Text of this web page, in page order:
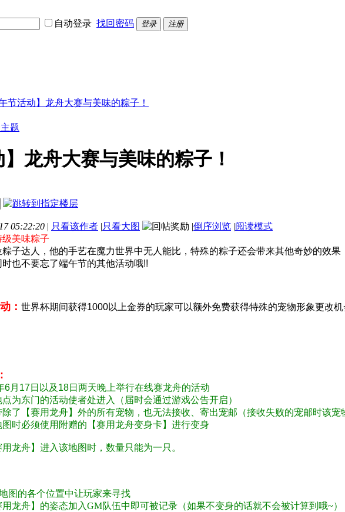
自动登录 找回密码 登录 注册
午节活动】龙舟大赛与美味的粽子！
】龙舟大赛与美味的粽子！
05:22:20 | 只看该作者 |只看大图 |倒序浏览 |阅读模式
美味粽子
子达人，他的手艺在魔力世界中无人能比，特殊的粽子还会带来其他奇妙的效果
也不要忘了端午节的其他活动哦!!
： 世界杯期间获得1000以上金券的玩家可以额外免费获得特殊的宠物形象更改机
6月17日以及 18日两天晚上举行在线赛龙舟的活动
为东门的活动使者处进入（届时会通过游戏公告开启）
了【赛用龙舟】外的所有宠物，也无法接收、寄出宠邮（接收失败的宠邮时该宠
时必须使用附赠的【赛用龙舟变身卡】进行变身
龙舟】进入该地图时，数量只能为一只。
图的各个位置中让玩家来寻找
龙舟】的姿态加入GM队伍中即可被记录（如果不变身的话就不会被计算到哦~）